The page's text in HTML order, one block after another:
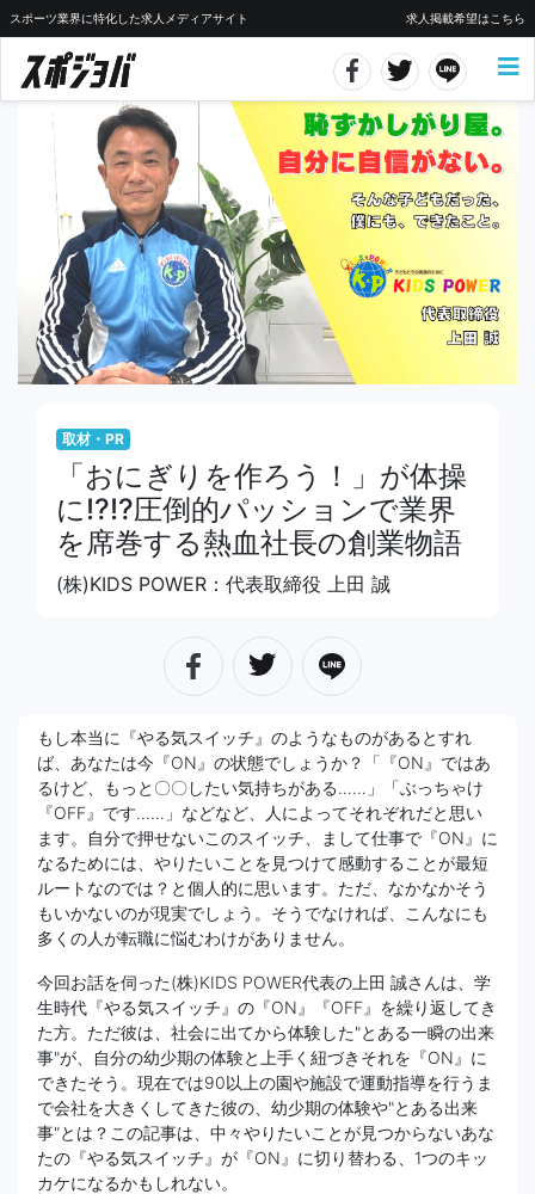
スポーツ業界に特化した求人メディアサイト 求人掲載希望はこちら
取材・PR
「おにぎりを作ろう！」が体操
に!?!?圧倒的パッションで業界
を席巻する熱血社長の創業物語
(株)KIDS POWER：代表取締役 上田 誠
もし本当に『やる気スイッチ』のようなものがあるとすれ
ば、あなたは今『ON』の状態でしょうか？「『ON』ではあ
るけど、もっと〇〇したい気持ちがある……」「ぶっちゃけ
『OFF』です……」などなど、人によってそれぞれだと思い
ます。自分で押せないこのスイッチ、まして仕事で『ON』に
なるためには、やりたいことを見つけて感動することが最短
ルートなのでは？と個人的に思います。ただ、なかなかそう
もいかないのが現実でしょう。そうでなければ、こんなにも
多くの人が転職に悩むわけがありません。
今回お話を伺った(株)KIDS POWER代表の上田 誠さんは、学
生時代『やる気スイッチ』の『ON』『OFF』を繰り返してき
た方。ただ彼は、社会に出てから体験した"とある一瞬の出来
事"が、自分の幼少期の体験と上手く紐づきそれを『ON』に
できたそう。現在では90以上の園や施設で運動指導を行うま
で会社を大きくしてきた彼の、幼少期の体験や"とある出来
事"とは？この記事は、中々やりたいことが見つからないあな
たの『やる気スイッチ』が『ON』に切り替わる、1つのキッ
カケになるかもしれない。